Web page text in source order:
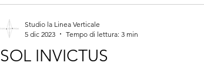
SOL INVICTUS
Studio la Linea Verticale
5 dic 2023
Tempo di lettura: 3 min